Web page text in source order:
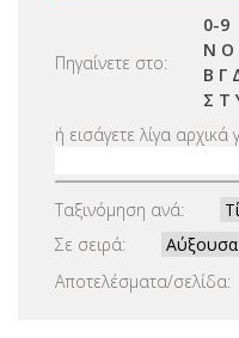
Πηγαίνετε στο:
0-9
N O
Β Γ
Σ Τ
ή εισάγετε λίγα αρχικά
Ταξινόμηση ανά:
Σε σειρά:
Αποτελέσματα/σελίδα: